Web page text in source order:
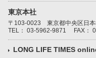
東京本社
〒103-0023 東京都中央区日本
TEL： 03-5962-9871 FAX：
LONG LIFE TIMES